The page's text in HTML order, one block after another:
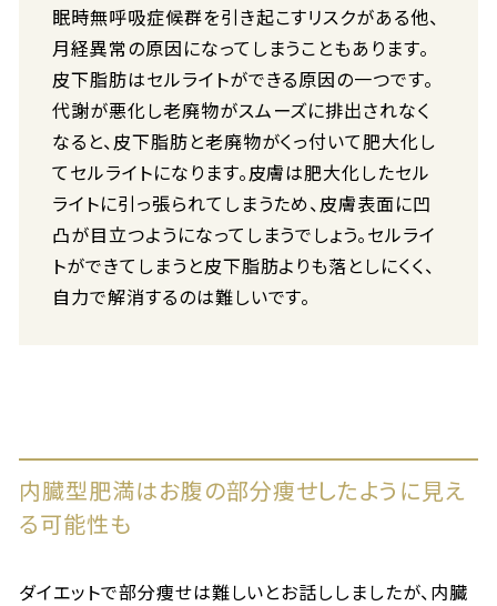
眠時無呼吸症候群を引き起こすリスクがある他、
月経異常の原因になってしまうこともあります。
皮下脂肪はセルライトができる原因の一つです。
代謝が悪化し老廃物がスムーズに排出されなく
なると、皮下脂肪と老廃物がくっ付いて肥大化し
てセルライトになります。皮膚は肥大化したセル
ライトに引っ張られてしまうため、皮膚表面に凹
凸が目立つようになってしまうでしょう。セルライ
トができてしまうと皮下脂肪よりも落としにくく、
自力で解消するのは難しいです。
内臓型肥満はお腹の部分痩せしたように見え
る可能性も
ダイエットで部分痩せは難しいとお話ししましたが、内臓